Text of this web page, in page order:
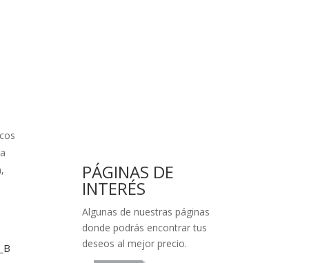
PÁGINAS DE
INTERÉS
Algunas de nuestras páginas
donde podrás encontrar tus
deseos al mejor precio.